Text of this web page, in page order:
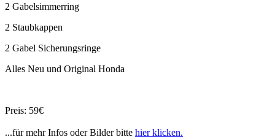
2 Gabelsimmerring
2 Staubkappen
2 Gabel Sicherungsringe
Alles Neu und Original Honda
Preis: 59€
...für mehr Infos oder Bilder bitte hier klicken.